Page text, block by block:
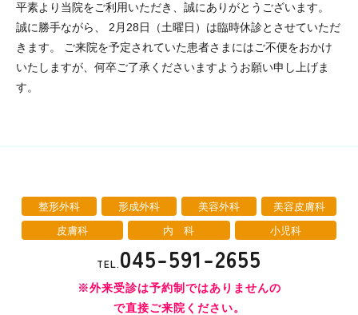
平素より当院をご利用いただき、誠にありがとうございます。
誠に勝手ながら、 2月28日（土曜日）は臨時休診とさせていただ
きます。 ご来院を予定されていた患者さまにはご不便をおかけ
いたしますが、何卒ご了承くださいますようお願い申し上げま
す。
整形外科 形成外科 美容外科
美容皮膚科
皮膚科
内 科 小児科
TEL.045-591-2655
※外来受診は予約制ではありませんの
で直接ご来院ください。